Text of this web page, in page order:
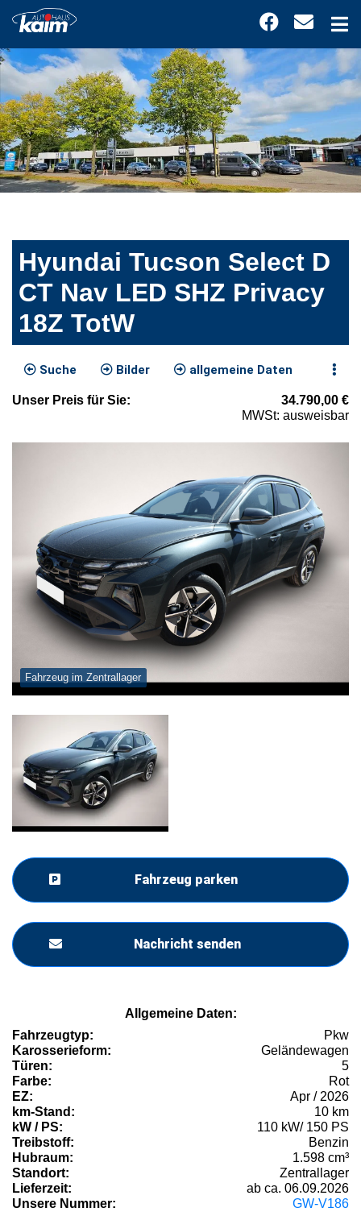
Hyundai Tucson Select D
CT Nav LED SHZ Privacy
18Z TotW
Suche Bilder allgemeine Daten
Unser Preis für Sie: 34.790,00 €
MWSt: ausweisbar
Fahrzeug im Zentrallager
Fahrzeug parken
Nachricht senden
Allgemeine Daten:
Fahrzeugtyp:
Pkw
Karosserieform:
Geländewagen
Türen:
5
Farbe:
Rot
EZ:
Apr / 2026
km-Stand:
10 km
kW / PS:
110 kW/ 150 PS
Treibstoff:
Benzin
Hubraum:
1.598 cm³
Standort:
Zentrallager
Lieferzeit:
ab ca. 06.09.2026
Unsere Nummer:
GW-V186